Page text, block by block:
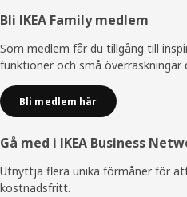
Sidfot
Bli IKEA Family medlem
Som medlem får du tillgång till
funktioner och små överraskningar
Bli medlem här
Gå med i IKEA Business
Utnyttja flera unika förmåner för
kostnadsfritt.